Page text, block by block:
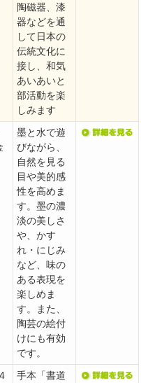
陶磁器、漆
器などを通
して日本の
伝統文化に
接し、和気
あいあいと
部活動を楽
しみます
墨と水で遊
びながら、
自然を見る
目や美的感
性を高めま
す。墨の濃
淡の美しさ
や、かす
れ・にじみ
など、味の
ある表現を
楽しめま
す。また、
陶芸の絵付
けにも有効
です。
手本「書道